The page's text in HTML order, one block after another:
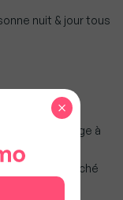
nuit & jour tous
nous oblige à
(Orpi)
est sur un marché
Benbassat
×